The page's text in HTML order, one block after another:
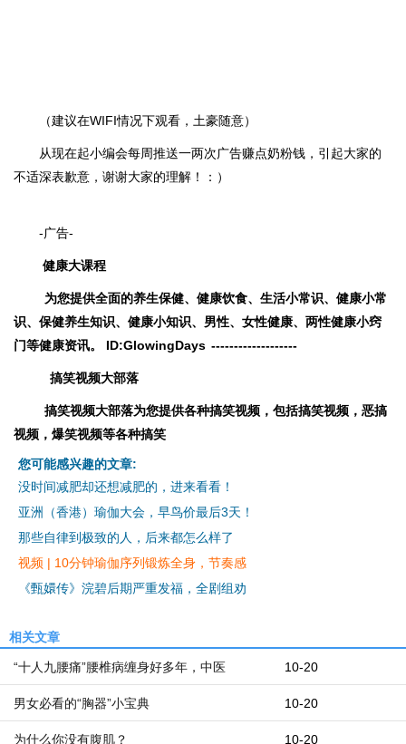
（建议在WIFI情况下观看，土豪随意）
从现在起小编会每周推送一两次广告赚点奶粉钱，引起大家的
不适深表歉意，谢谢大家的理解！：）
-广告-
健康大课程
为您提供全面的养生保健、健康饮食、生活小常识、健康小常
识、保健养生知识、健康小知识、男性、女性健康、两性健康小窍
门等健康资讯。
ID:GlowingDays -------------------
搞笑视频大部落
搞笑视频大部落为您提供各种搞笑视频，包括搞笑视频，恶搞
视频，爆笑视频等各种搞笑
您可能感兴趣的文章:
没时间减肥却还想减肥的，进来看看！
亚洲（香港）瑜伽大会，早鸟价最后3天！
那些自律到极致的人，后来都怎么样了
视频 | 10分钟瑜伽序列锻炼全身，节奏感
《甄嬛传》浣碧后期严重发福，全剧组劝
相关文章
10-20
“十人九腰痛”腰椎病缠身好多年，中医
10-20
男女必看的“胸器”小宝典
10-20
为什么你没有腹肌？